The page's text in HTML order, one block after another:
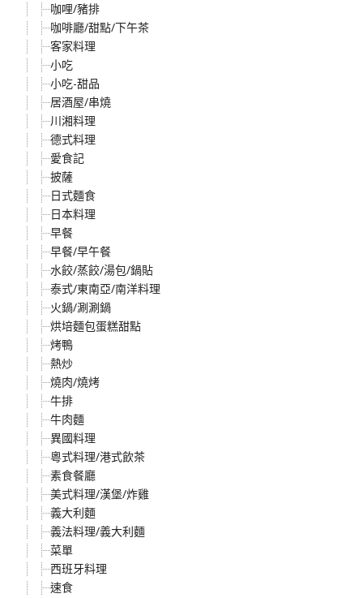
咖哩/豬排
咖啡廳/甜點/下午茶
客家料理
小吃
小吃-甜品
居酒屋/串燒
川湘料理
德式料理
愛食記
披薩
日式麵食
日本料理
早餐
早餐/早午餐
水餃/蒸餃/湯包/鍋貼
泰式/東南亞/南洋料理
火鍋/涮涮鍋
烘培麵包蛋糕甜點
烤鴨
熱炒
燒肉/燒烤
牛排
牛肉麵
異國料理
粵式料理/港式飲茶
素食餐廳
美式料理/漢堡/炸雞
義大利麵
義法料理/義大利麵
菜單
西班牙料理
速食